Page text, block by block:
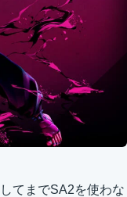
てまでSA2を使わな